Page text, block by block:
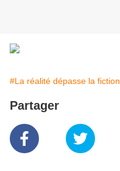
#La réalité dépasse la fiction
Partager